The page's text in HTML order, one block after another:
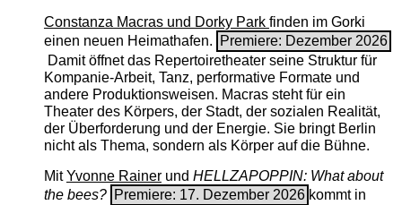
Constanza Macras und Dorky Park finden im Gorki
einen neuen Heimathafen.
Premiere: Dezember 2026
Damit öffnet das Repertoiretheater seine Struktur für
Kompanie-Arbeit, Tanz, performative Formate und
andere Produktionsweisen. Macras steht für ein
Theater des Körpers, der Stadt, der sozialen Realität,
der Überforderung und der Energie. Sie bringt Berlin
nicht als Thema, sondern als Körper auf die Bühne.
MitYvonne Rainerund HELLZAPOPPIN: What about
the bees? Premiere: 17. Dezember 2026 kommt in